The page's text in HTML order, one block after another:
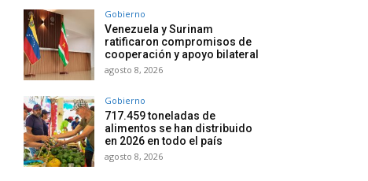
Gobierno
Venezuela y Surinam
ratificaron compromisos de
cooperación y apoyo bilateral
agosto 8, 2026
Gobierno
717.459 toneladas de
alimentos se han distribuido
en 2026 en todo el país
agosto 8, 2026